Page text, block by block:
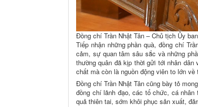
Đồng chí Trần Nhật Tân – Chủ tịch Ủy
Tiếp nhận những phần quà, đồng chí
cảm, sự quan tâm sâu sắc và những
thường quân đã kịp thời gửi tới nhân
chất mà còn là nguồn động viên to lớn
Đồng chí Trần Nhật Tân cũng bày tỏ
đồng chí lãnh đạo, các tổ chức, cá
quả thiên tai, sớm khôi phục sản xuất,